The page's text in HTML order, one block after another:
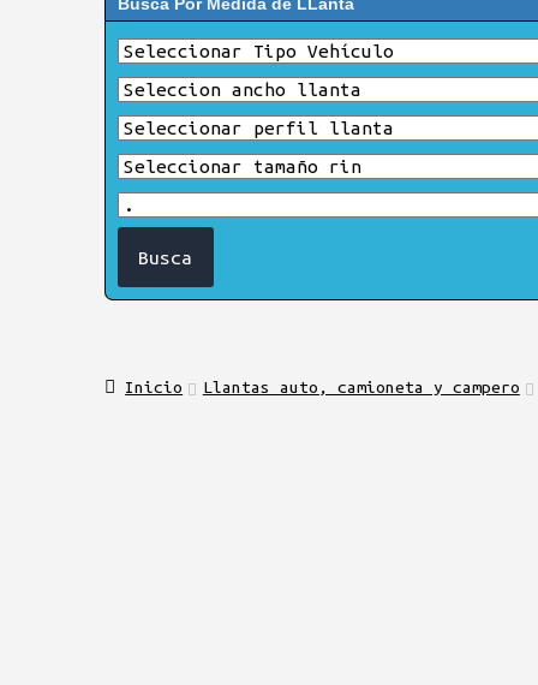
Busca Por Medida de LLanta
Inicio Llantas auto, camioneta y campero